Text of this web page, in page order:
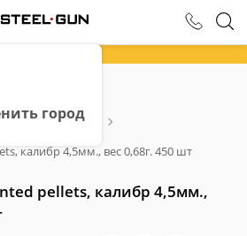
город
для пневматики
калибр 4,5мм., вес 0,68г. 450 шт
pellets, калибр 4,5мм.,